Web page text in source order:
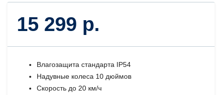
15 299 р.
Влагозащита стандарта IP54
Надувные колеса 10 дюймов
Скорость до 20 км/ч